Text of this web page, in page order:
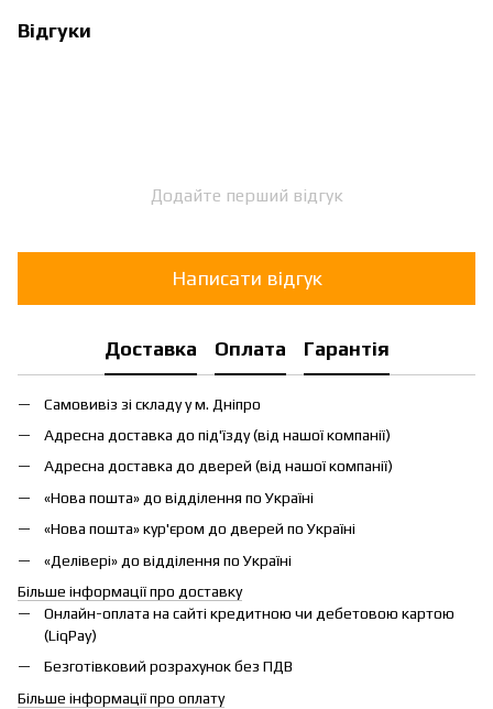
Відгуки
Додайте перший відгук
Написати відгук
Доставка Оплата Гарантія
Самовивіз зі складу у м. Дніпро
Адресна доставка до під'їзду (від нашої компанії)
Адресна доставка до дверей (від нашої компанії)
«Нова пошта» до відділення по Україні
«Нова пошта» кур'єром до дверей по Україні
«Делівері» до відділення по Україні
Більше інформації про доставку
Онлайн-оплата на сайті кредитною чи дебетовою картою
(LiqPay)
Безготівковий розрахунок без ПДВ
Більше інформації про оплату